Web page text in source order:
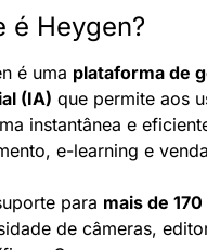
é Heygen?
é uma plataforma de
(IA) que permite aos
instantânea e
e-learning e
para mais de
de câmeras,